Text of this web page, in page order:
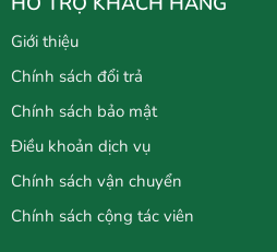
Giới thiệu
Chính sách đổi trả
Chính sách bảo mật
Điều khoản dịch vụ
Chính sách vận chuyển
Chính sách cộng tác viên